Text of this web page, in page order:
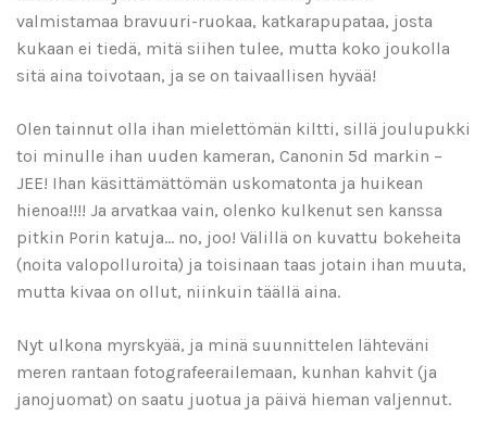
valmistamaa bravuuri-ruokaa, katkarapupataa, josta
kukaan ei tiedä, mitä siihen tulee, mutta koko joukolla
sitä aina toivotaan, ja se on taivaallisen hyvää!
Olen tainnut olla ihan mielettömän kiltti, sillä joulupukki
toi minulle ihan uuden kameran, Canonin 5d markin –
JEE! Ihan käsittämättömän uskomatonta ja huikean
hienoa!!!! Ja arvatkaa vain, olenko kulkenut sen kanssa
pitkin Porin katuja… no, joo! Välillä on kuvattu bokeheita
(noita valopolluroita) ja toisinaan taas jotain ihan muuta,
mutta kivaa on ollut, niinkuin täällä aina.
Nyt ulkona myrskyää, ja minä suunnittelen lähteväni
meren rantaan fotografeerailemaan, kunhan kahvit (ja
janojuomat) on saatu juotua ja päivä hieman valjennut.